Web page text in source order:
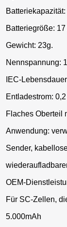
Batteriegröße:
Gewicht: 23g.
Nennspannung:
IEC-
Entladestrom:
Flaches Oberteil
Anwendung:
Sender,
OEM-
Für SC-Zellen,
5.000mAh